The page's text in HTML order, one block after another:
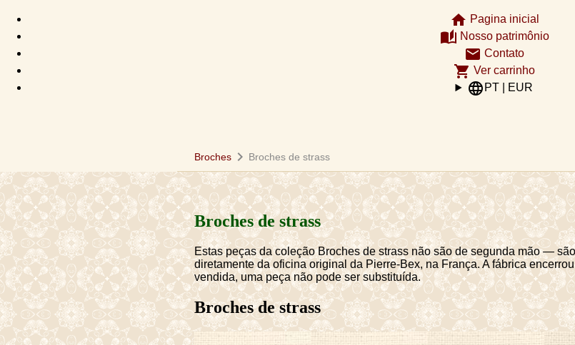
home Pagina inicial
auto_stories Nosso patrimônio
email Contato
shopping_cart Ver carrinho
language PT | EUR
Broches chevron_right Broches de strass
Broches de strass
Estas peças da coleção Broches de strass não são de segunda mão —
diretamente da oficina original da Pierre-Bex, na França. A fábrica
vendida, uma peça não pode ser substituída.
Broches de strass